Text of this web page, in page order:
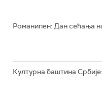
Романипен: Дан сећања
Културна баштина